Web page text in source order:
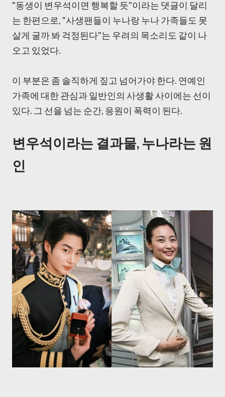
"동생이 변우석이면 행복할 듯"이라는 댓글이 달리
는 한편으로, "사생팬들이 누나랑 누나 가족들도 못
살게 굴까 봐 걱정된다"는 우려의 목소리도 같이 나
오고 있었다.
이 부분은 좀 솔직하게 짚고 넘어가야 한다. 연예인
가족에 대한 관심과 일반인의 사생활 사이에는 선이
있다. 그 선을 넘는 순간, 응원이 폭력이 된다.
변우석이라는 결과물, 누나라는 원
인